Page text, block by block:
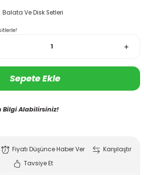
Balata Ve Disk Setleri
Sepete Ekle
Bilgi Alabilirsiniz!
Fiyatı Düşünce Haber Ver
Karşılaştır
Tavsiye Et